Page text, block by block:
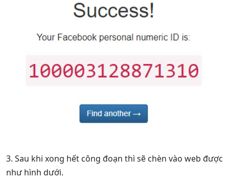
3. Sau khi xong hết công đoạn thì sẽ chèn vào web được
như hình dưới.